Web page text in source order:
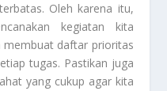
Oleh karena itu,
kegiatan kita
membuat daftar prioritas
tugas. Pastikan juga
yang cukup agar kita